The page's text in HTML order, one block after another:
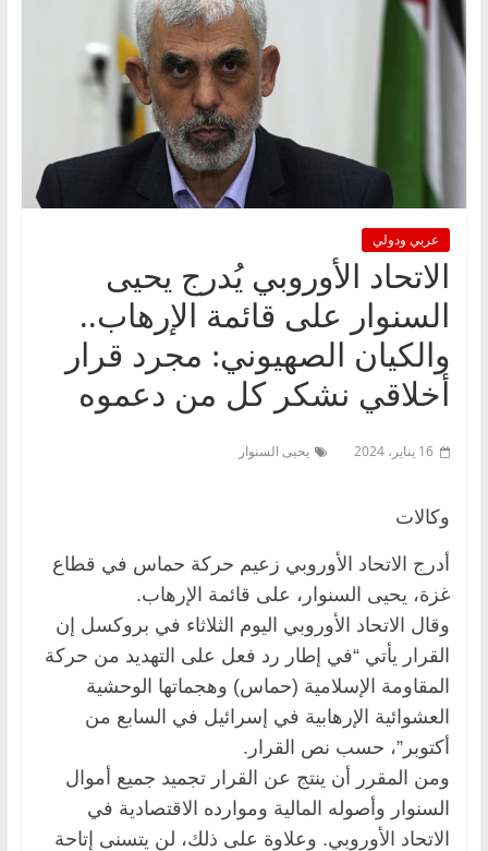
عربي ودولي
الاتحاد الأوروبي يُدرج يحيى
السنوار على قائمة الإرهاب..
والكيان الصهيوني: مجرد قرار
أخلاقي نشكر كل من دعموه
16 يناير، 2024 يحيى السنوار
وكالات
أدرج الاتحاد الأوروبي زعيم حركة حماس في قطاع
غزة، يحيى السنوار، على قائمة الإرهاب.
وقال الاتحاد الأوروبي اليوم الثلاثاء في بروكسل إن
القرار يأتي “في إطار رد فعل على التهديد من حركة
المقاومة الإسلامية (حماس) وهجماتها الوحشية
العشوائية الإرهابية في إسرائيل في السابع من
أكتوبر”، حسب نص القرار.
ومن المقرر أن ينتج عن القرار تجميد جميع أموال
السنوار وأصوله المالية وموارده الاقتصادية في
الاتحاد الأوروبي. وعلاوة على ذلك، لن يتسنى إتاحة